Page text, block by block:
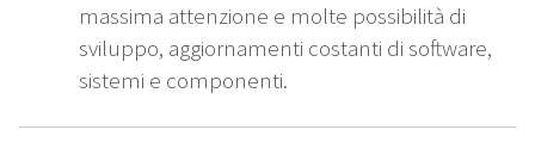
massima attenzione e molte possibilità di
sviluppo, aggiornamenti costanti di software,
sistemi e componenti.